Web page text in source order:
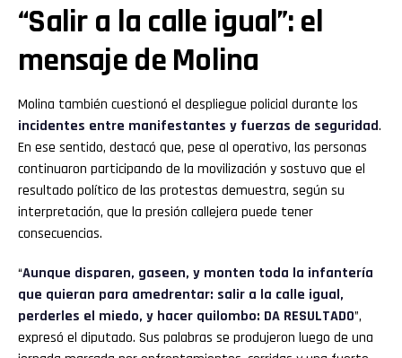
“Salir a la calle igual”: el
mensaje de Molina
Molina también cuestionó el despliegue policial durante los
incidentes entre manifestantes y fuerzas de seguridad.
En ese sentido, destacó que, pese al operativo, las personas
continuaron participando de la movilización y sostuvo que el
resultado político de las protestas demuestra, según su
interpretación, que la presión callejera puede tener
consecuencias.
“Aunque disparen, gaseen, y monten toda la infantería
que quieran para amedrentar: salir a la calle igual,
perderles el miedo, y hacer quilombo: DA RESULTADO”,
expresó el diputado. Sus palabras se produjeron luego de una